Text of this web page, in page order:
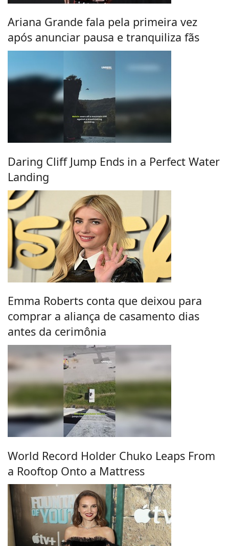
Ariana Grande fala pela primeira vez
após anunciar pausa e tranquiliza fãs
Daring Cliff Jump Ends in a Perfect Water
Landing
Emma Roberts conta que deixou para
comprar a aliança de casamento dias
antes da cerimônia
World Record Holder Chuko Leaps From
a Rooftop Onto a Mattress